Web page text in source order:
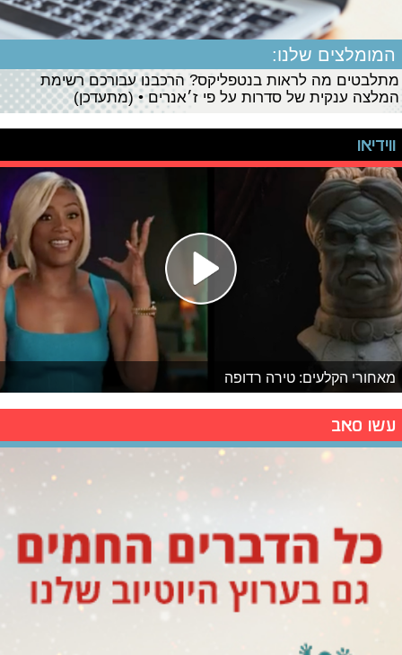
המומלצים שלנו:
מתלבטים מה לראות בנטפליקס? הרכבנו עבורכם רשימת
המלצה ענקית של סדרות על פי ז׳אנרים • (מתעדכן)
ווידיאו
מאחורי הקלעים: טירה רדופה
עשו סאב